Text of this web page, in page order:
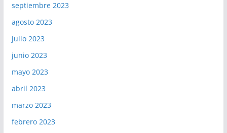
septiembre 2023
agosto 2023
julio 2023
junio 2023
mayo 2023
abril 2023
marzo 2023
febrero 2023